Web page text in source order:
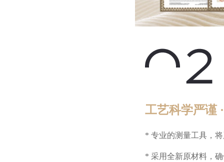
工艺科学严谨
* 专业的测量工具，
* 采用全新原材料，